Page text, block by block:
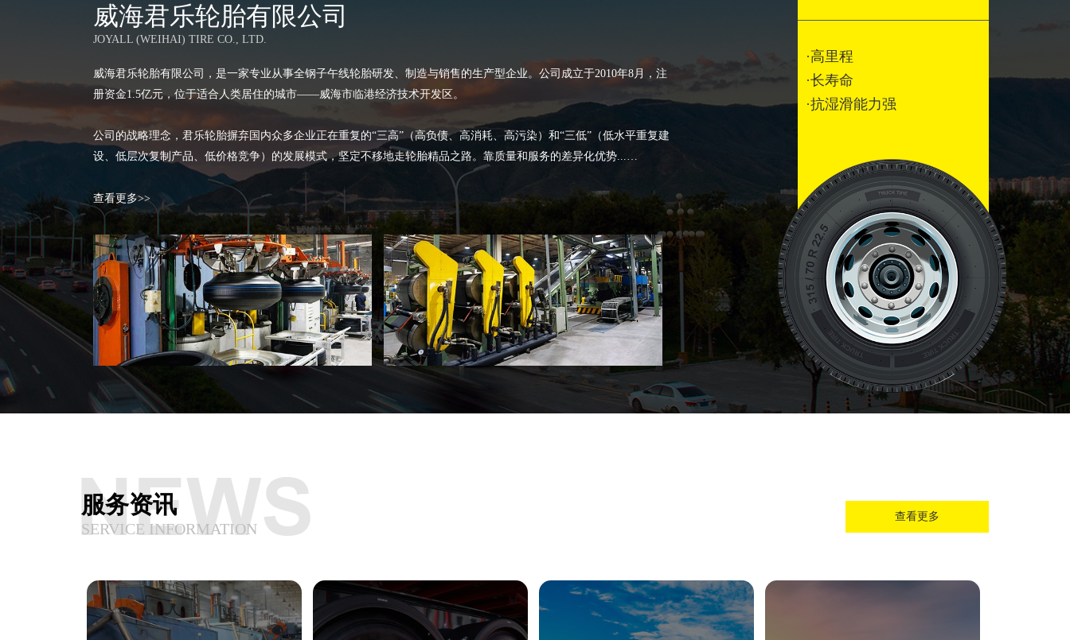
威海君乐轮胎有限公司
JOYALL (WEIHAI) TIRE CO., LTD.
威海君乐轮胎有限公司，是一家专业从事全钢子午线轮胎研发、制造与销售的生产型企业。公司成立于2010年8月，注
册资金1.5亿元，位于适合人类居住的城市——威海市临港经济技术开发区。
公司的战略理念，君乐轮胎摒弃国内众多企业正在重复的“三高”（高负债、高消耗、高污染）和“三低”（低水平重复建
设、低层次复制产品、低价格竞争）的发展模式，坚定不移地走轮胎精品之路。靠质量和服务的差异化优势...
查看更多>>
·高里程
·长寿命
·抗湿滑能力强
服务资讯
SERVICE INFORMATION
查看更多